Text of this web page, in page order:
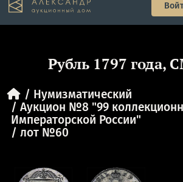
Рубль 1797 года,
Нумизматический
Аукцион №8 "99
Императорской России"
лот №60